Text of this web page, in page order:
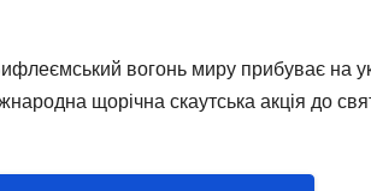
вогонь миру прибуває на
щорічна скаутська акція до